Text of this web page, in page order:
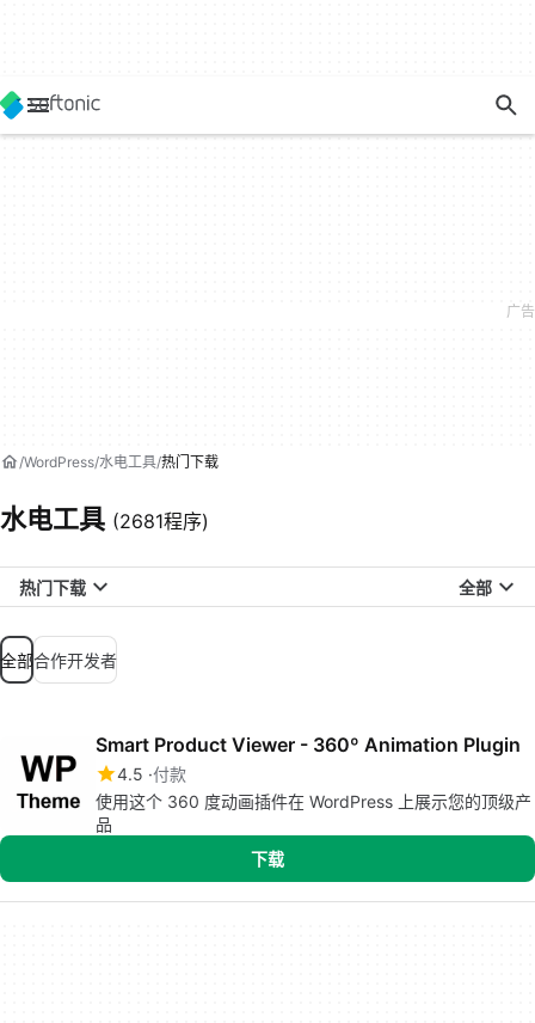
WordPress 水电工具 热门下载
水电工具 (2681程序)
热门下载 全部
全部合作开发者
Smart Product Viewer - 360º Animation Plugin
4.5 付款
使用这个 360 度动画插件在 WordPress 上展示您的顶级产
品
下载